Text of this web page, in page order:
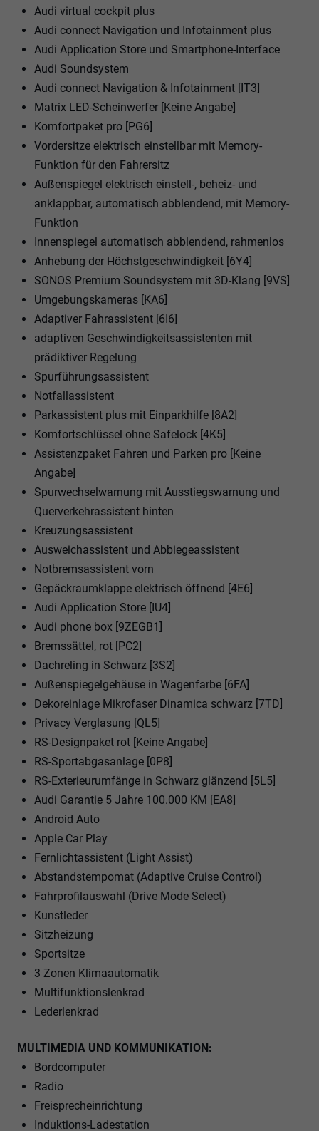
Audi virtual cockpit plus
Audi connect Navigation und Infotainment plus
Audi Application Store und Smartphone-Interface
Audi Soundsystem
Audi connect Navigation & Infotainment [IT3]
Matrix LED-Scheinwerfer [Keine Angabe]
Komfortpaket pro [PG6]
Vordersitze elektrisch einstellbar mit Memory-
Funktion für den Fahrersitz
Außenspiegel elektrisch einstell-, beheiz- und
anklappbar, automatisch abblendend, mit Memory-
Funktion
Innenspiegel automatisch abblendend, rahmenlos
Anhebung der Höchstgeschwindigkeit [6Y4]
SONOS Premium Soundsystem mit 3D-Klang [9VS]
Umgebungskameras [KA6]
Adaptiver Fahrassistent [6I6]
adaptiven Geschwindigkeitsassistenten mit
prädiktiver Regelung
Spurführungsassistent
Notfallassistent
Parkassistent plus mit Einparkhilfe [8A2]
Komfortschlüssel ohne Safelock [4K5]
Assistenzpaket Fahren und Parken pro [Keine
Angabe]
Spurwechselwarnung mit Ausstiegswarnung und
Querverkehrassistent hinten
Kreuzungsassistent
Ausweichassistent und Abbiegeassistent
Notbremsassistent vorn
Gepäckraumklappe elektrisch öffnend [4E6]
Audi Application Store [IU4]
Audi phone box [9ZEGB1]
Bremssättel, rot [PC2]
Dachreling in Schwarz [3S2]
Außenspiegelgehäuse in Wagenfarbe [6FA]
Dekoreinlage Mikrofaser Dinamica schwarz [7TD]
Privacy Verglasung [QL5]
RS-Designpaket rot [Keine Angabe]
RS-Sportabgasanlage [0P8]
RS-Exterieurumfänge in Schwarz glänzend [5L5]
Audi Garantie 5 Jahre 100.000 KM [EA8]
Android Auto
Apple Car Play
Fernlichtassistent (Light Assist)
Abstandstempomat (Adaptive Cruise Control)
Fahrprofilauswahl (Drive Mode Select)
Kunstleder
Sitzheizung
Sportsitze
3 Zonen Klimaautomatik
Multifunktionslenkrad
Lederlenkrad
MULTIMEDIA UND KOMMUNIKATION:
Bordcomputer
Radio
Freisprecheinrichtung
Induktions-Ladestation